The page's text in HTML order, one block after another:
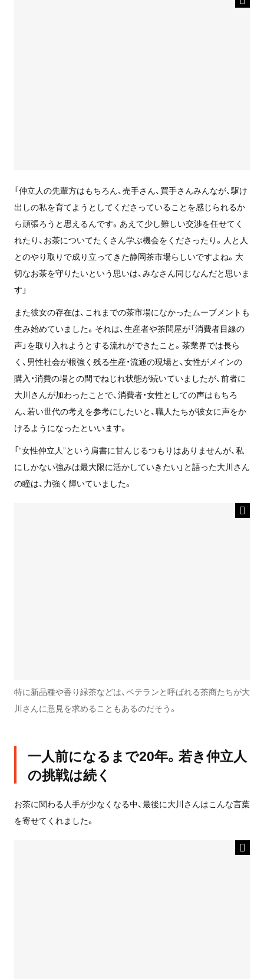
「仲立人の先輩方はもちろん、売手さん、買手さんみんなが、駆け
出しの私を育てようとしてくださっていることを感じられるか
ら頑張ろうと思えるんです。あえて少し難しい交渉を任せてく
れたり、お茶についてたくさん学ぶ機会をくださったり。人と人
とのやり取りで成り立ってきた静岡茶市場らしいですよね。大
切なお茶を守りたいという思いは、みなさん同じなんだと思いま
す」
また彼女の存在は、これまでの茶市場になかったムーブメントも
生み始めていました。それは、生産者や茶問屋が「消費者目線の
声」を取り入れようとする流れができたこと。茶業界では長ら
く、男性社会が根強く残る生産・流通の現場と、女性がメインの
購入・消費の場との間でねじれ状態が続いていましたが、前者に
大川さんが加わったことで、消費者・女性としての声はもちろ
ん、若い世代の考えを参考にしたいと、職人たちが彼女に声をか
けるようになったといいます。
「“女性仲立人”という肩書に甘んじるつもりはありませんが、私
にしかない強みは最大限に活かしていきたい」と語った大川さん
の瞳は、力強く輝いていました。
特に新品種や香り緑茶などは、ベテランと呼ばれる茶商たちが大
川さんに意見を求めることもあるのだそう。
一人前になるまで20年。若き仲立人
の挑戦は続く
お茶に関わる人手が少なくなる中、最後に大川さんはこんな言葉
を寄せてくれました。